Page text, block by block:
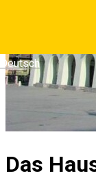
Deutsch
Das